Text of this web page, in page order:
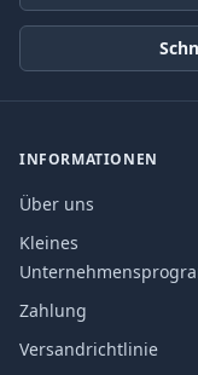
INFORMATIONEN
Über uns
Kleines
Zahlung
Versandrichtlinie